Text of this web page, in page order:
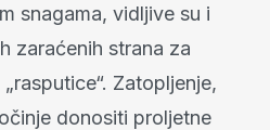
snagama, vidljive su i
zaraćenih strana za
Zatopljenje,
donositi proljetne